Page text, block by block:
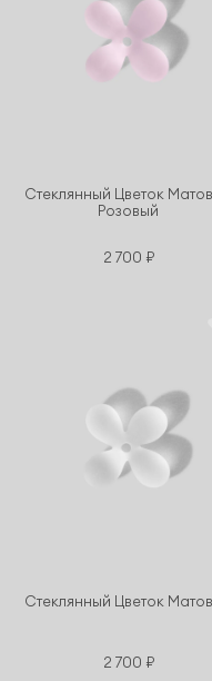
Стеклянный Цветок
Розовый
2 700 ₽
Стеклянный Цветок
2 700 ₽